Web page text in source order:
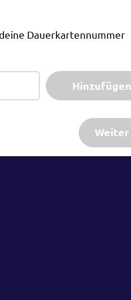
Dauerkartennummer
Hinzufügen
Weiter